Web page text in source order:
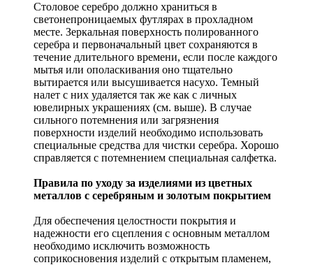
Столовое серебро должно храниться в
светонепроницаемых футлярах в прохладном
месте. Зеркальная поверхность полированного
серебра и первоначальный цвет сохраняются в
течение длительного времени, если после каждого
мытья или ополаскивания оно тщательно
вытирается или высушивается насухо. Темный
налет с них удаляется так же как с личных
ювелирных украшениях (см. выше). В случае
сильного потемнения или загрязнения
поверхности изделий необходимо использовать
специальные средства для чистки серебра. Хорошо
справляется с потемнением специальная салфетка.
Правила по уходу за изделиями из цветных
металлов с серебряным и золотым покрытием
Для обеспечения целостности покрытия и
надежности его сцепления с основным металлом
необходимо исключить возможность
соприкосновения изделий с открытым пламенем,